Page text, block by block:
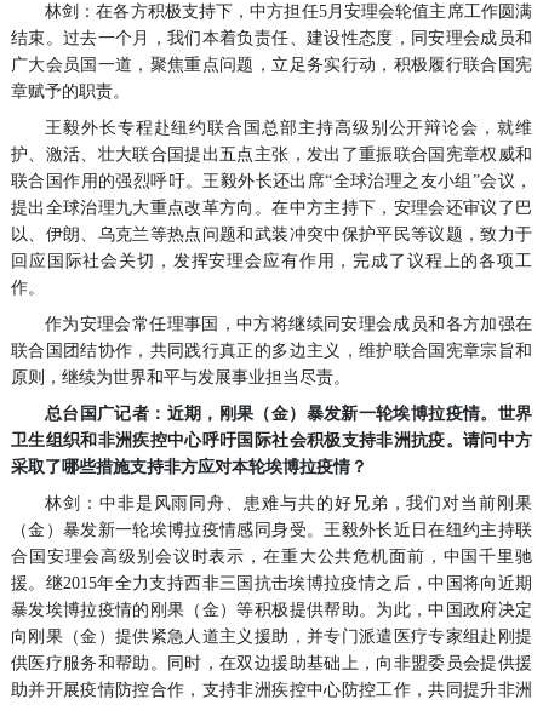
林剑：在各方积极支持下，中方担任5月安理会轮值主席工作圆满
结束。过去一个月，我们本着负责任、建设性态度，同安理会成员和
广大会员国一道，聚焦重点问题，立足务实行动，积极履行联合国宪
章赋予的职责。
王毅外长专程赴纽约联合国总部主持高级别公开辩论会，就维
护、激活、壮大联合国提出五点主张，发出了重振联合国宪章权威和
联合国作用的强烈呼吁。王毅外长还出席“全球治理之友小组”会议，
提出全球治理九大重点改革方向。在中方主持下，安理会还审议了巴
以、伊朗、乌克兰等热点问题和武装冲突中保护平民等议题，致力于
回应国际社会关切，发挥安理会应有作用，完成了议程上的各项工
作。
作为安理会常任理事国，中方将继续同安理会成员和各方加强在
联合国团结协作，共同践行真正的多边主义，维护联合国宪章宗旨和
原则，继续为世界和平与发展事业担当尽责。
总台国广记者：近期，刚果（金）暴发新一轮埃博拉疫情。世界
卫生组织和非洲疾控中心呼吁国际社会积极支持非洲抗疫。请问中方
采取了哪些措施支持非方应对本轮埃博拉疫情？
林剑：中非是风雨同舟、患难与共的好兄弟，我们对当前刚果
（金）暴发新一轮埃博拉疫情感同身受。王毅外长近日在纽约主持联
合国安理会高级别会议时表示，在重大公共危机面前，中国千里驰
援。继2015年全力支持西非三国抗击埃博拉疫情之后，中国将向近期
暴发埃博拉疫情的刚果（金）等积极提供帮助。为此，中国政府决定
向刚果（金）提供紧急人道主义援助，并专门派遣医疗专家组赴刚提
供医疗服务和帮助。同时，在双边援助基础上，向非盟委员会提供援
助并开展疫情防控合作，支持非洲疾控中心防控工作，共同提升非洲